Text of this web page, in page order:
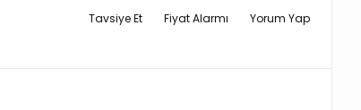
Tavsiye Et Fiyat Alarmı Yorum Yap